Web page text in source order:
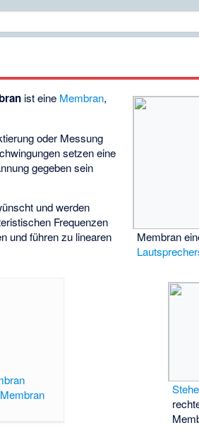
Membran
ist eine Membran,
oder Messung
setzen eine
gegeben sein
und werden
Frequenzen
und führen zu linearen